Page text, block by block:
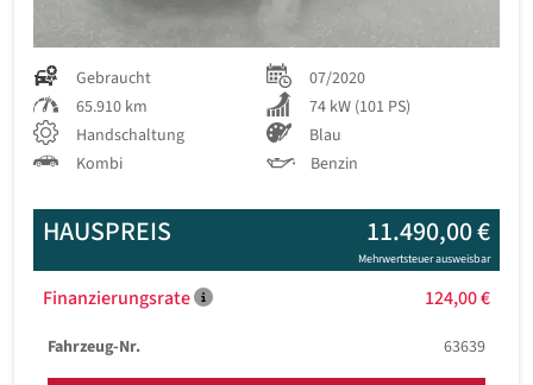
Gebraucht
07/2020
65.910 km
74 kW (101 PS)
Handschaltung
Blau
Kombi
Benzin
HAUSPREIS 11.490,00 €
Mehrwertsteuer ausweisbar
Finanzierungsrate 124,00 €
Fahrzeug-Nr. 63639